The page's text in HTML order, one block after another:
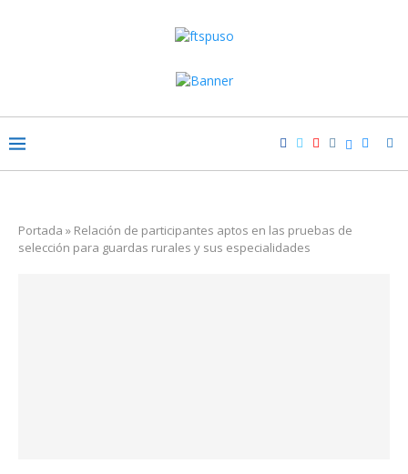
Portada » Relación de participantes aptos en las pruebas de
selección para guardas rurales y sus especialidades